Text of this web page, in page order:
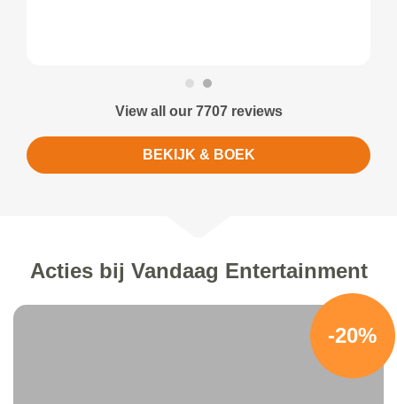
View all our 7707 reviews
BEKIJK & BOEK
Acties bij Vandaag Entertainment
-20%